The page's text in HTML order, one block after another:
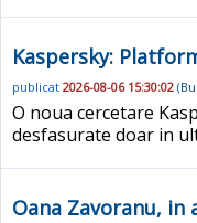
Kaspersky:
publicat 2026-08-06 15:30:02 (
O noua cercetare
desfasurate doar in
Oana Zavoranu,